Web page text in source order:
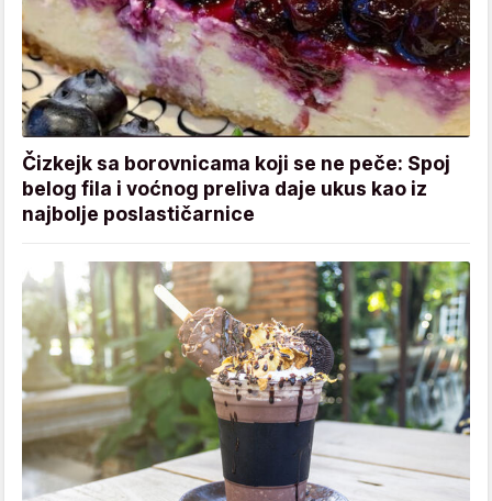
Čizkejk sa borovnicama koji se ne peče: Spoj
belog fila i voćnog preliva daje ukus kao iz
najbolje poslastičarnice